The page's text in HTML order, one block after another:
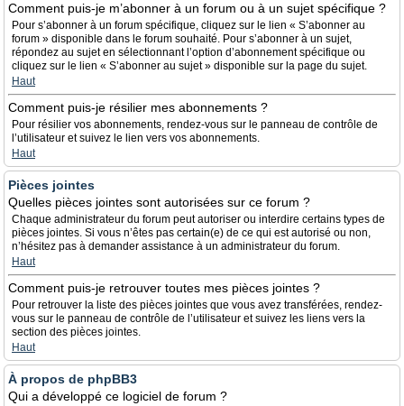
Comment puis-je m’abonner à un forum ou à un sujet spécifique ?
Pour s’abonner à un forum spécifique, cliquez sur le lien « S’abonner au
forum » disponible dans le forum souhaité. Pour s’abonner à un sujet,
répondez au sujet en sélectionnant l’option d’abonnement spécifique ou
cliquez sur le lien « S’abonner au sujet » disponible sur la page du sujet.
Haut
Comment puis-je résilier mes abonnements ?
Pour résilier vos abonnements, rendez-vous sur le panneau de contrôle de
l’utilisateur et suivez le lien vers vos abonnements.
Haut
Pièces jointes
Quelles pièces jointes sont autorisées sur ce forum ?
Chaque administrateur du forum peut autoriser ou interdire certains types de
pièces jointes. Si vous n’êtes pas certain(e) de ce qui est autorisé ou non,
n’hésitez pas à demander assistance à un administrateur du forum.
Haut
Comment puis-je retrouver toutes mes pièces jointes ?
Pour retrouver la liste des pièces jointes que vous avez transférées, rendez-
vous sur le panneau de contrôle de l’utilisateur et suivez les liens vers la
section des pièces jointes.
Haut
À propos de phpBB3
Qui a développé ce logiciel de forum ?